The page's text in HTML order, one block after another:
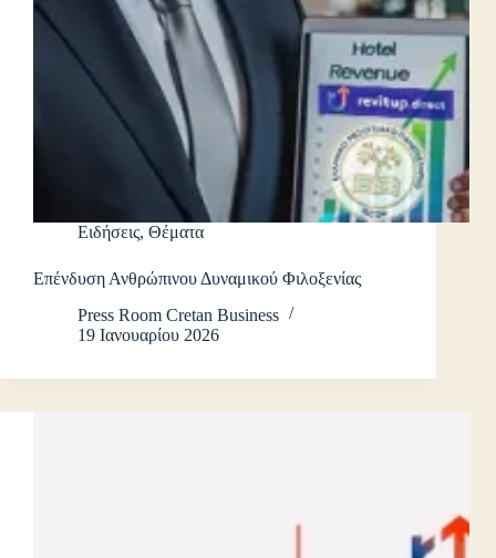
Ειδήσεις, Θέματα
Επένδυση Ανθρώπινου Δυναμικού Φιλοξενίας
Press Room Cretan Business
19 Ιανουαρίου 2026